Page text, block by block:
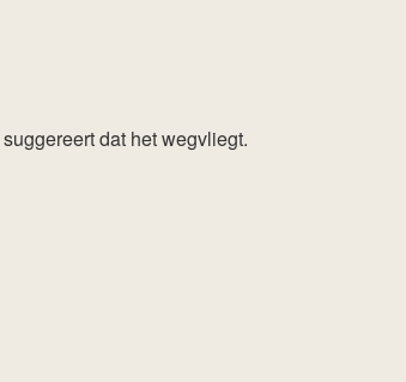
dat het wegvliegt.